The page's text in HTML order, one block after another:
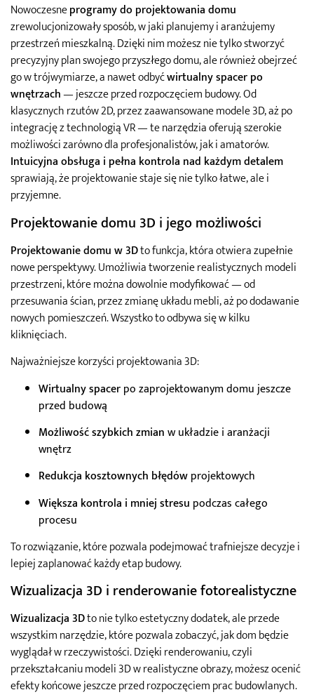
Nowoczesneprogramy do projektowania domu
zrewolucjonizowały sposób, w jaki planujemy i aranżujemy
przestrzeń mieszkalną. Dzięki nim możesz nie tylko stworzyć
precyzyjny plan swojego przyszłego domu, ale również obejrzeć
go w trójwymiarze, a nawet odbyćwirtualny spacer po
wnętrzach— jeszcze przed rozpoczęciem budowy. Od
klasycznych rzutów 2D, przez zaawansowane modele 3D, aż po
integrację z technologią VR — te narzędzia oferują szerokie
możliwości zarówno dla profesjonalistów, jak i amatorów.
Intuicyjna obsługa i pełna kontrola nad każdym detalem
sprawiają, że projektowanie staje się nie tylko łatwe, ale i
przyjemne.
Projektowanie domu 3D i jego możliwości
Projektowanie domu w 3Dto funkcja, która otwiera zupełnie
nowe perspektywy. Umożliwia tworzenie realistycznych modeli
przestrzeni, które można dowolnie modyfikować — od
przesuwania ścian, przez zmianę układu mebli, aż po dodawanie
nowych pomieszczeń. Wszystko to odbywa się w kilku
kliknięciach.
Najważniejsze korzyści projektowania 3D:
Wirtualny spacerpo zaprojektowanym domu jeszcze
przed budową
Możliwość szybkich zmianw układzie i aranżacji
wnętrz
Redukcja kosztownych błędówprojektowych
Większa kontrola i mniej stresu podczas całego
procesu
To rozwiązanie, które pozwala podejmować trafniejsze decyzje i
lepiej zaplanować każdy etap budowy.
Wizualizacja 3D i renderowanie fotorealistyczne
Wizualizacja 3Dto nie tylko estetyczny dodatek, ale przede
wszystkim narzędzie, które pozwala zobaczyć, jak dom będzie
wyglądał w rzeczywistości. Dzięki renderowaniu, czyli
przekształcaniu modeli 3D w realistyczne obrazy, możesz ocenić
efekty końcowe jeszcze przed rozpoczęciem prac budowlanych.